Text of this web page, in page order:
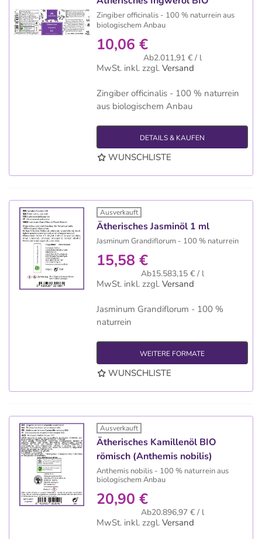
Zingiber officinalis - 100 % naturrein aus
biologischem Anbau
10,06 €
Ab2.011,91 € / l
MwSt. inkl. zzgl. Versand
Zingiber officinalis - 100 % naturrein
aus biologischem Anbau
DETAILS & KAUFEN
WUNSCHLISTE
Ausverkauft
Ätherisches Jasminöl 1 ml
Jasminum Grandiflorum - 100 % naturrein
15,58 €
Ab15.583,15 € / l
MwSt. inkl. zzgl. Versand
Jasminum Grandiflorum - 100 %
naturrein
WEITERE FORMATE
WUNSCHLISTE
Ausverkauft
Ätherisches Kamillenöl BIO
römisch (Anthemis nobilis)
Anthemis nobilis - 100 % naturrein aus
biologischem Anbau
20,90 €
Ab20.896,97 € / l
MwSt. inkl. zzgl. Versand